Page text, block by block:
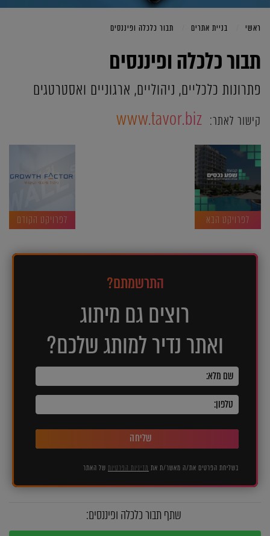
ראשי בניית אתרים תבור כלכלה ופיננסים
תבור כלכלה ופיננסים
פתרונות כלכליים, ניהוליים, ארגוניים ואסטרטגים
קישור לאתר: www.tavor.biz
לפרויקט הבא לפרויקט הקודם
התרשמתם?
רוצים גם מיתוג
ואתר נדיר למותג שלכם?
שליחה
בשליחת הפרטים את/ה מאשר/ת את מדיניות הפרטיות של האתר
שתף תבור כלכלה ופיננסים: